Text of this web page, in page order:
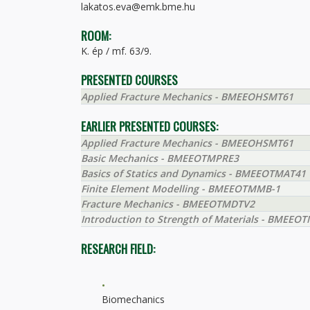
lakatos.eva@emk.bme.hu
ROOM:
K. ép / mf. 63/9.
PRESENTED COURSES
Applied Fracture Mechanics - BMEEOHSMT61
EARLIER PRESENTED COURSES:
Applied Fracture Mechanics - BMEEOHSMT61
Basic Mechanics - BMEEOTMPRE3
Basics of Statics and Dynamics - BMEEOTMAT41
Finite Element Modelling - BMEEOTMMB-1
Fracture Mechanics - BMEEOTMDTV2
Introduction to Strength of Materials -
RESEARCH FIELD:
Biomechanics